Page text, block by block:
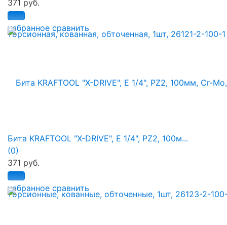
избранное сравнить
371 руб.
избранное сравнить
Бита KRAFTOOL "X-DRIVE", Е 1/4", PZ2, 100м...
(0)
371 руб.